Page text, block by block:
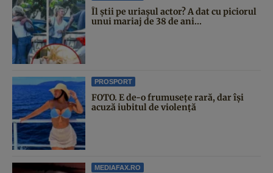
Îl știi pe uriașul actor? A dat cu piciorul
unui mariaj de 38 de ani...
PROSPORT
FOTO. E de-o frumusețe rară, dar își
acuză iubitul de violență
MEDIAFAX.RO